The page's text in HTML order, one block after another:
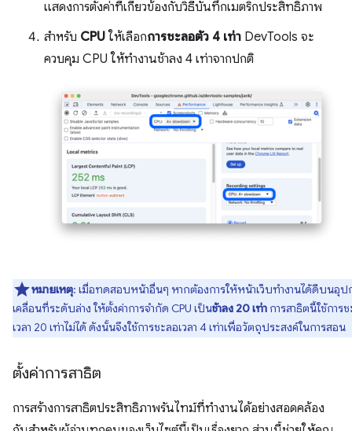
แสดงการตั้งค่าที่เกี่ยวข้องกับวิธีบันทึกเมตริกประสิทธิภาพ
สําหรับ CPU ให้เลือกการชะลอตัว 4 เท่า DevTools จะ
ควบคุม CPU ให้ทำงานช้าลง 4 เท่าจากปกติ
หมายเหตุ: เมื่อทดสอบหน้าอื่นๆ หากต้องการให้หน้าเว็บทำงานได้ดีบนอุ
เคลื่อนที่ระดับล่าง ให้ตั้งค่าการจำกัด CPU เป็นช้าลง 20 เท่า การสาธิตนี้ใช้การ
เวลา 20 เท่าไม่ได้ ดังนั้นจึงใช้การชะลอเวลา 4 เท่าเพื่อวัตถุประสงค์ในการสอน
ตั้งค่าการสาธิต
การสร้างการสาธิตประสิทธิภาพรันไทม์ที่ทำงานได้อย่างสอดคล้อง